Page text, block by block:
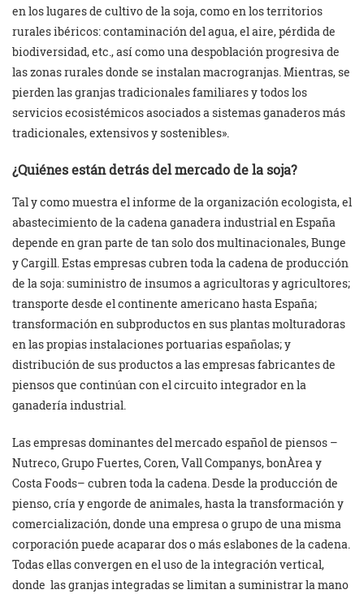
en los lugares de cultivo de la soja, como en los territorios
rurales ibéricos: contaminación del agua, el aire, pérdida de
biodiversidad, etc., así como una despoblación progresiva de
las zonas rurales donde se instalan macrogranjas. Mientras, se
pierden las granjas tradicionales familiares y todos los
servicios ecosistémicos asociados a sistemas ganaderos más
tradicionales, extensivos y sostenibles».
¿Quiénes están detrás del mercado de la soja?
Tal y como muestra el informe de la organización ecologista, el
abastecimiento de la cadena ganadera industrial en España
depende en gran parte de tan solo dos multinacionales, Bunge
y Cargill. Estas empresas cubren toda la cadena de producción
de la soja: suministro de insumos a agricultoras y agricultores;
transporte desde el continente americano hasta España;
transformación en subproductos en sus plantas molturadoras
en las propias instalaciones portuarias españolas; y
distribución de sus productos a las empresas fabricantes de
piensos que continúan con el circuito integrador en la
ganadería industrial.
Las empresas dominantes del mercado español de piensos –
Nutreco, Grupo Fuertes, Coren, Vall Companys, bonÀrea y
Costa Foods– cubren toda la cadena. Desde la producción de
pienso, cría y engorde de animales, hasta la transformación y
comercialización, donde una empresa o grupo de una misma
corporación puede acaparar dos o más eslabones de la cadena.
Todas ellas convergen en el uso de la integración vertical,
donde las granjas integradas se limitan a suministrar la mano